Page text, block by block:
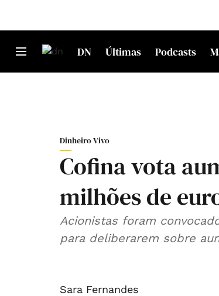
DN Últimas Podcasts
Dinheiro Vivo
Cofina vota
milhões de
Acionistas foram
para deliberarem sobre
Sara Fernandes